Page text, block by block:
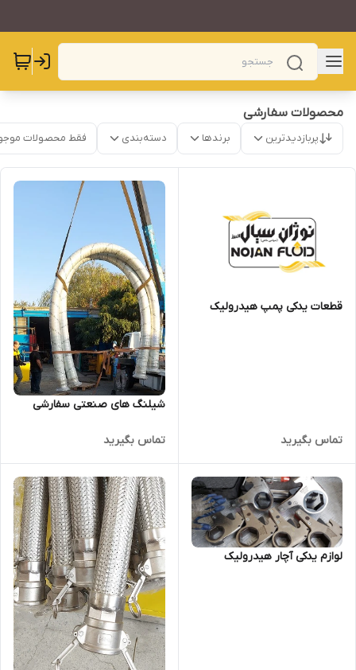
محصولات سفارشی
پربازدیدترین برندها دسته‌بندی فقط محصولات
قطعات یدکی پمپ هیدرولیک
تماس بگیرید
شیلنگ های صنعتی سفارشی
تماس بگیرید
لوازم یدکی آچار هیدرولیک